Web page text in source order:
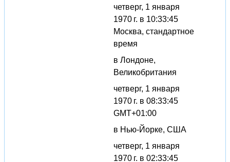
четверг, 1 января
1970 г. в 10:33:45
Москва, стандартное
время
в Лондоне,
Великобритания
четверг, 1 января
1970 г. в 08:33:45
GMT+01:00
в Нью-Йорке, США
четверг, 1 января
1970 г. в 02:33:45